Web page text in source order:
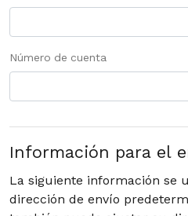
Número de cuenta
Información para el
La siguiente información se
dirección de envío